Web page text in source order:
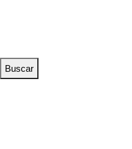
Buscar